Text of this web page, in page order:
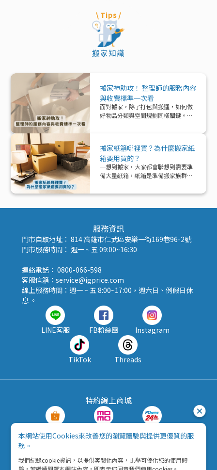
\ Tips /
搬家知識
搬家神助攻！ 整理師的服務內容
與收費標準一次看
面對搬家，除了打包與搬運，如何做
好物品分類與空間規劃同樣關鍵。本
一次解析！
搬家紙箱哪裡買？為什麼搬家紙
箱要用買的？
一想到搬家，大家都會聯想到需要準
備大量紙箱，紙箱是準備搬家族群的
服務資訊
門市自取地址： 814 高雄市仁武區安樂一街169巷96-2號
門市服務時間： 週一 ~ 五 09:00~16:30
連絡電話： 0800-066-598
客服信箱：service@igprice.com
線上服務時間：週一 ~ 五 8:00~17:00，週六日、例假日休
息 。
LINE客服 FB粉絲團 Instagram
TikTok Threads
特約線上商城
蝦皮購物 MOMO購物 PChome24h
露天拍賣 酷澎
本網站使用Cookies來改善您的瀏覽體驗與提供更優質的服
務。
我們紀錄cookie資訊，以提供客製化內容，此舉可優化您的使用體